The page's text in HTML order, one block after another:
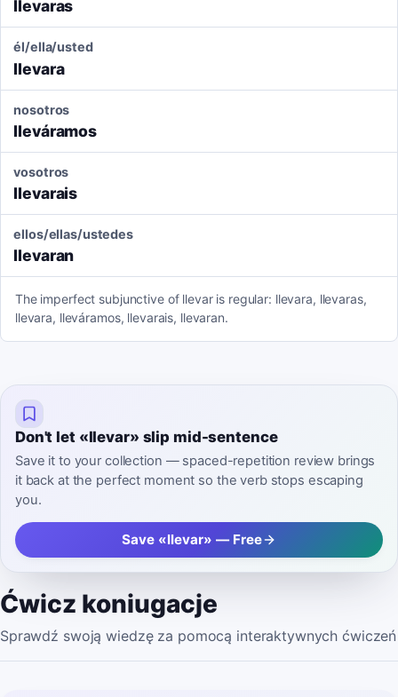
llevaras
él/ella/usted
llevara
nosotros
lleváramos
vosotros
llevarais
ellos/ellas/ustedes
llevaran
The imperfect subjunctive of llevar is regular: llevara, llevaras,
llevara, lleváramos, llevarais, llevaran.
Don't let «llevar» slip mid-sentence
Save it to your collection — spaced-repetition review brings
it back at the perfect moment so the verb stops escaping
you.
Save «llevar» — Free
Ćwicz koniugacje
Sprawdź swoją wiedzę za pomocą interaktywnych ćwiczeń